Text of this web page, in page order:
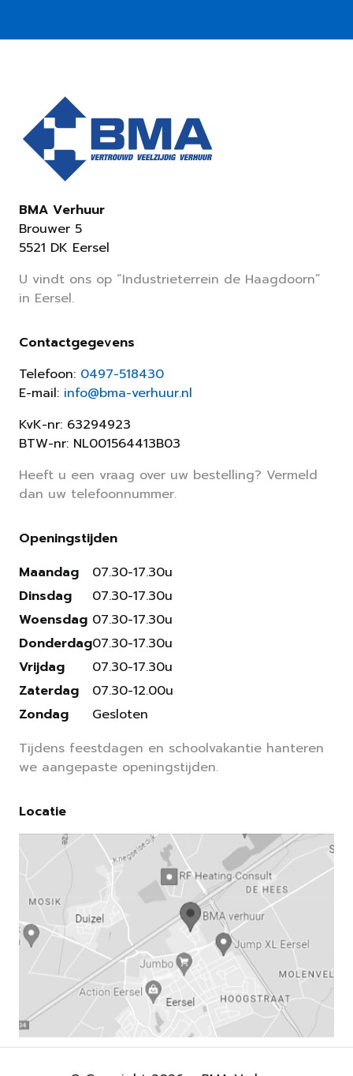
BMA Verhuur
Brouwer 5
5521 DK Eersel
U vindt ons op “Industrieterrein de Haagdoorn”
in Eersel.
Contactgegevens
Telefoon: 0497-518430
E-mail: info@bma-verhuur.nl
KvK-nr: 63294923
BTW-nr: NL001564413B03
Heeft u een vraag over uw bestelling? Vermeld
dan uw telefoonnummer.
Openingstijden
Maandag
Dinsdag
Woensdag
Donderdag
Vrijdag
Zaterdag
Zondag
07.30-17.30u
07.30-17.30u
07.30-17.30u
07.30-17.30u
07.30-17.30u
07.30-12.00u
Gesloten
Tijdens feestdagen en schoolvakantie hanteren
we aangepaste openingstijden.
Locatie